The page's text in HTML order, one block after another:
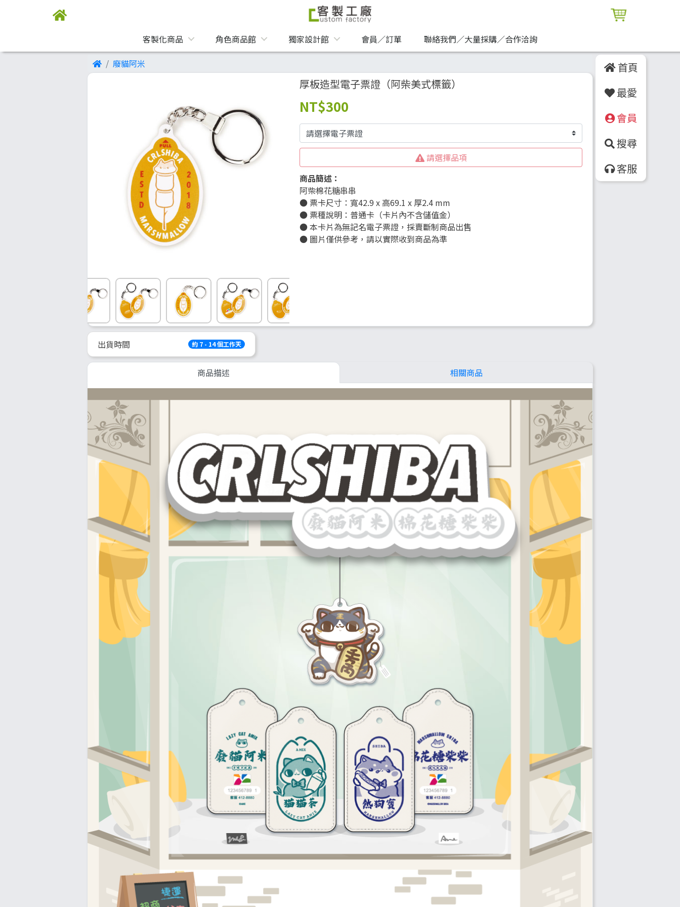
客製化商品 角色商品館 獨家設計館 會員／訂單 聯絡我們／大量採購／合作洽詢
首頁
最愛
會員
搜尋
客服
廢貓阿米
厚板造型電子票證（阿柴美式標籤）
NT$300
請選擇品項
商品簡述：
阿柴棉花糖串串
● 票卡尺寸：寬42.9 x 高69.1 x 厚2.4 mm
● 票種說明：普通卡（卡片內不含儲值金）
● 本卡片為無記名電子票證，採賣斷制商品出售
● 圖片僅供參考，請以實際收到商品為準
出貨時間 約 7 - 14 個工作天
商品描述 相關商品